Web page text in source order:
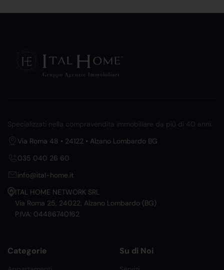
Specializzati nella compravendita immobiliare da più di 40 anni.
Via Roma 48 • 24122 • Alzano Lombardo BG
035 040 26 60
info@ital-home.it
ITAL HOME NETWORK SRL
Via Roma 25, 24022, Alzano Lombardo (BG)
P.IVA: 04486740162
Categorie Su di Noi